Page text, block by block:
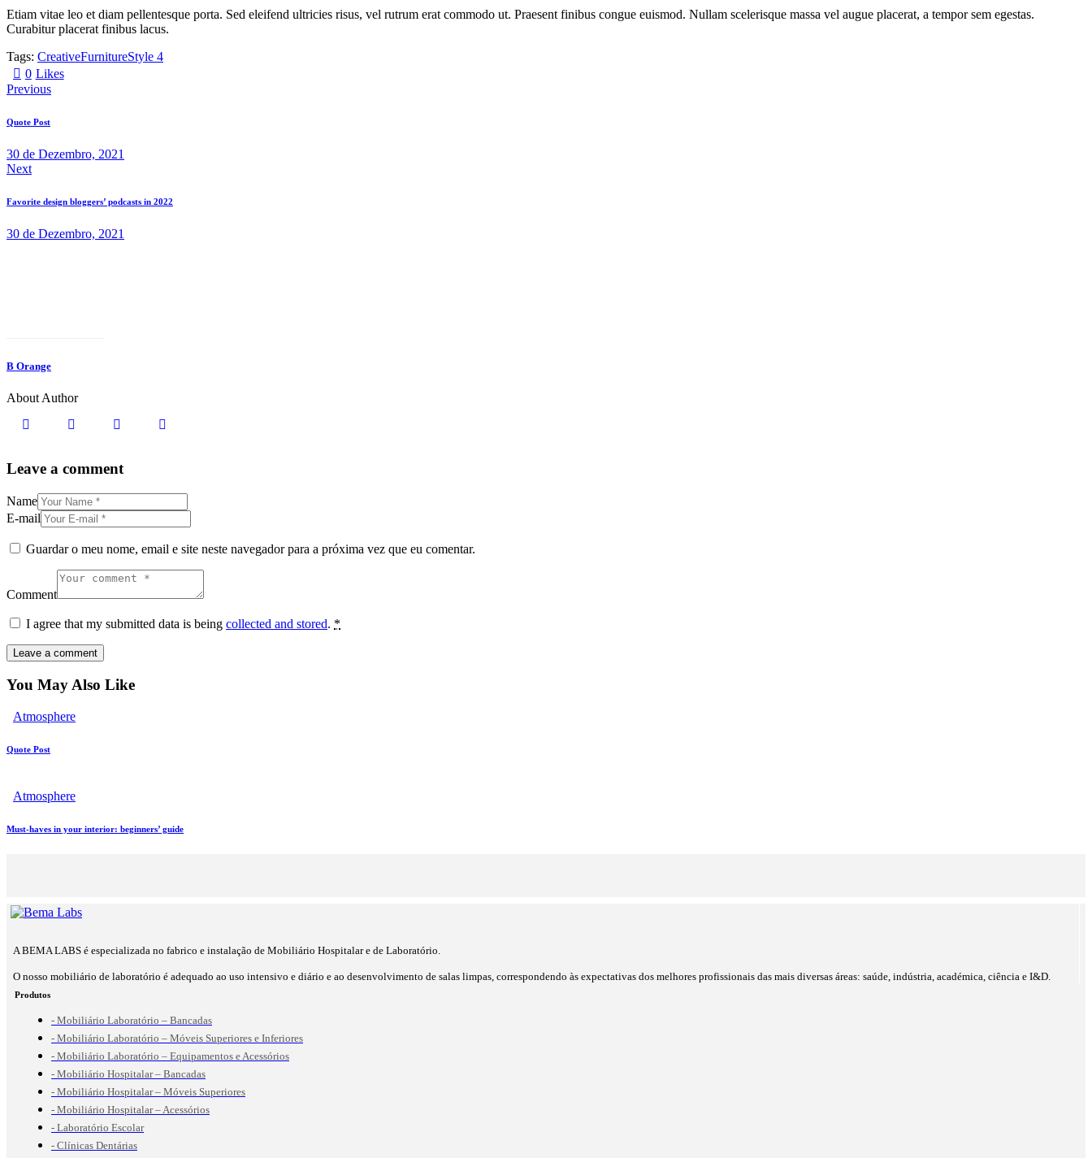
sanctus
est
labore
dolore.
By
Kevin
Smith
Etiam vitae leo et diam pellentesque porta. Sed eleifend ultricies risus, vel rutrum erat commodo ut. Praesent finibus congue euismod. Nullam scelerisque massa vel augue placerat, a tempor sem egestas.
Curabitur placerat finibus lacus.
Tags: CreativeFurnitureStyle 4
0 Likes
Navegação
de
Previous
Quote Post
30 de Dezembro, 2021
Next
Favorite design bloggers’ podcasts in 2022
30 de Dezembro, 2021
B Orange
About Author
Leave a comment
Name
E-mail
Guardar o meu nome, email e site neste navegador para a próxima vez que eu comentar.
Comment
I agree that my submitted data is being collected and stored. *
You May Also Like
Atmosphere
Quote Post
Atmosphere
Must-haves in your interior: beginners’ guide
A BEMA LABS é especializada no fabrico e instalação de Mobiliário Hospitalar e de Laboratório.
O nosso mobiliário de laboratório é adequado ao uso intensivo e diário e ao desenvolvimento de salas limpas, correspondendo às expectativas dos melhores profissionais das mais diversas áreas: saúde, indústria, académica, ciência e I&D.
Produtos
- Mobiliário Laboratório – Bancadas
- Mobiliário Laboratório – Móveis Superiores e Inferiores
- Mobiliário Laboratório – Equipamentos e Acessórios
- Mobiliário Hospitalar – Bancadas
- Mobiliário Hospitalar – Móveis Superiores
- Mobiliário Hospitalar – Acessórios
- Laboratório Escolar
- Clínicas Dentárias